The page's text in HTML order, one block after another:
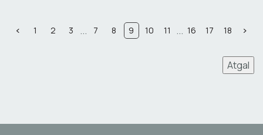
1 2 3 ... 7 8 9 10 11 ... 16 17 18
Atgal